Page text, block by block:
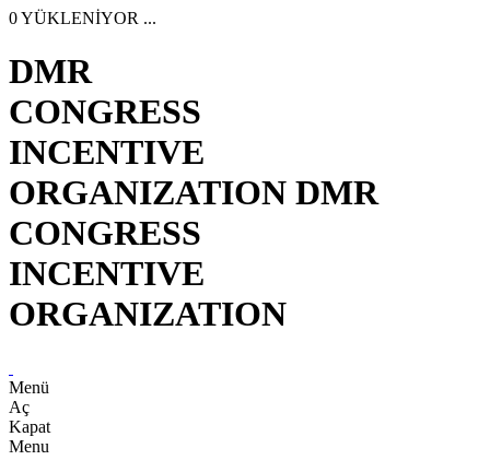
0YÜKLENİYOR ...
DMR
CONGRESS
INCENTIVE
ORGANIZATION DMR
CONGRESS
INCENTIVE
ORGANIZATION
Menü
Aç
Kapat
Menu